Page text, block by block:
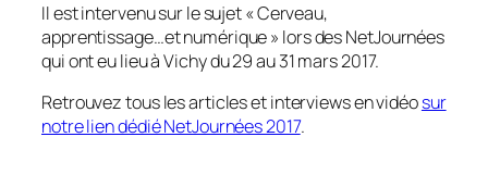
Il est intervenu sur le sujet « Cerveau,
apprentissage…et numérique » lors des NetJournées
qui ont eu lieu à Vichy du 29 au 31 mars 2017.
Retrouvez tous les articles et interviews en vidéosur
notre lien dédié NetJournées 2017.